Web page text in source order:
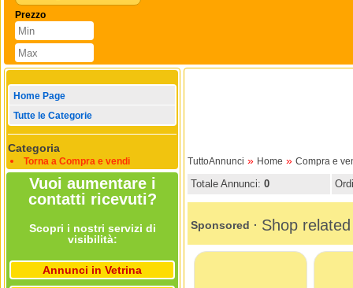
Prezzo
Home Page
Tutte le Categorie
Categoria
Torna a Compra e vendi
Vuoi aumentare i
contatti ricevuti?
Scopri i nostri servizi di
visibilità:
Annunci in Vetrina
TuttoAnnunci » Home » Compra e
Totale Annunci: 0